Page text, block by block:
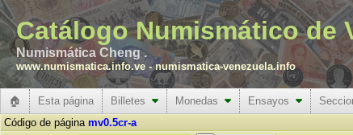
Catálogo Numismático de
Numismática Cheng .
www.numismatica.info.ve -numismatica-venezuela.info
🏠 Esta página Billetes Monedas Ensayos
Código de página mv0.5cr-a